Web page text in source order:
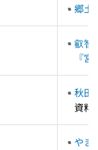
郷土
叡智
『
秋田
資料
やま